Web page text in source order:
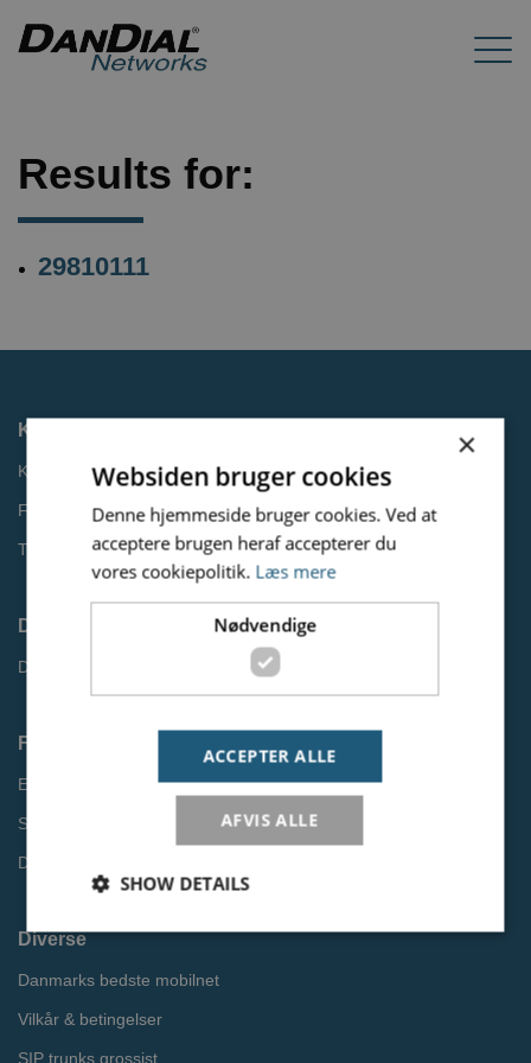
Results for:
29810111
Kontakt
Kontakt os
Få et tilbud
Tip en kunde
Driftsinformation
Driftsstatus
Find information
EU Roaming
Softphone til pc og mobil
Databeskyttelsespolitik
Diverse
Danmarks bedste mobilnet
Vilkår & betingelser
SIP trunks grossist
×
Websiden bruger cookies
Denne hjemmeside bruger cookies. Ved at
acceptere brugen heraf accepterer du
vores cookiepolitik. Læs mere
Nødvendige
ACCEPTER ALLE
AFVIS ALLE
SHOW DETAILS
Nødvendige cookies er dem der bruges af siden til at